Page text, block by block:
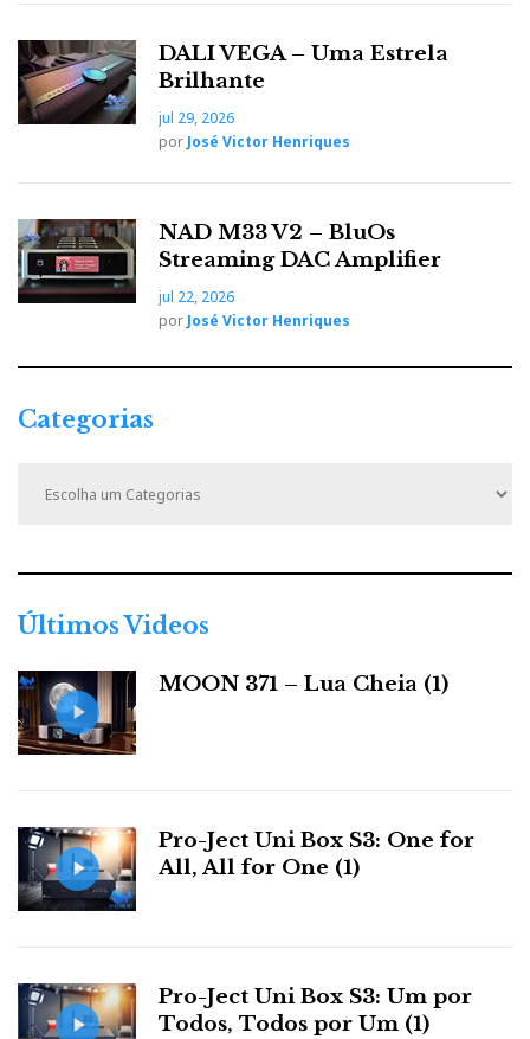
DALI VEGA – Uma Estrela
Brilhante
jul 29, 2026
por José Victor Henriques
NAD M33 V2 – BluOs
Streaming DAC Amplifier
jul 22, 2026
por José Victor Henriques
Categorias
r
i
s
Últimos Videos
MOON 371 – Lua Cheia (1)
Pro-Ject Uni Box S3: One for
All, All for One (1)
Pro-Ject Uni Box S3: Um por
Todos, Todos por Um (1)